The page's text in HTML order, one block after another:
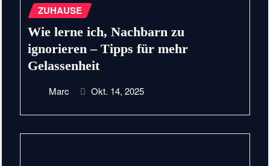
ZUHAUSE
Wie lerne ich, Nachbarn zu
ignorieren – Tipps für mehr
Gelassenheit
Marc Okt. 14, 2025